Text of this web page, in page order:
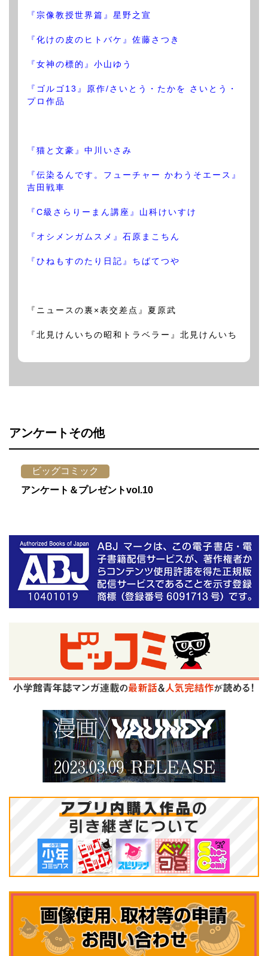
『宗像教授世界篇』星野之宣
『化けの皮のヒトバケ』佐藤さつき
『女神の標的』小山ゆう
『ゴルゴ13』原作/さいとう・たかを さいとう・
プロ作品
『猫と文豪』中川いさみ
『伝染るんです。フューチャー かわうそエース』
吉田戦車
『C級さらりーまん講座』山科けいすけ
『オシメンガムスメ』石原まこちん
『ひねもすのたり日記』ちばてつや
『ニュースの裏×表交差点』夏原武
『北見けんいちの昭和トラベラー』北見けんいち
アンケートその他
ビッグコミック
アンケート＆プレゼントvol.10